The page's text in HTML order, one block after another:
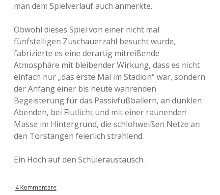
man dem Spielverlauf auch anmerkte.
Obwohl dieses Spiel von einer nicht mal
fünfstelligen Zuschauerzahl besucht wurde,
fabrizierte es eine derartig mitreißende
Atmosphäre mit bleibender Wirkung, dass es nicht
einfach nur „das erste Mal im Stadion“ war, sondern
der Anfang einer bis heute währenden
Begeisterung für das Passivfußballern, an dunklen
Abenden, bei Flutlicht und mit einer raunenden
Masse im Hintergrund, die schlohweißen Netze an
den Torstangen feierlich strahlend.
Ein Hoch auf den Schüleraustausch.
4 Kommentare